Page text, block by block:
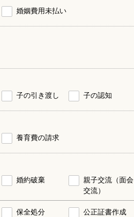
婚姻費用未払い
子の引き渡し 子の認知
養育費の請求
婚約破棄
親子交流（面会
交流）
保全処分 公正証書作成